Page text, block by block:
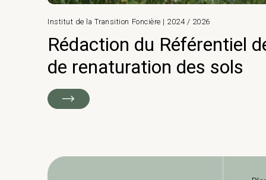
Institut de la Transition Foncière | 2024 / 2026
Rédaction du Référentiel
de renaturation des sols